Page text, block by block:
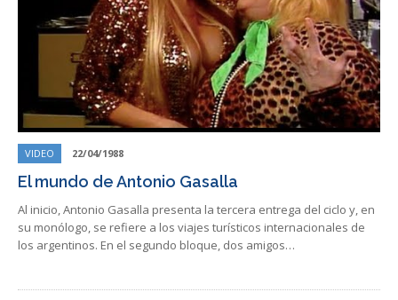
VIDEO 22/04/1988
El mundo de Antonio Gasalla
Al inicio, Antonio Gasalla presenta la tercera entrega del ciclo y, en
su monólogo, se refiere a los viajes turísticos internacionales de
los argentinos. En el segundo bloque, dos amigos…